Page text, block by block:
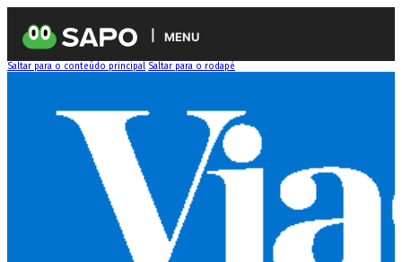
MENU
Saltar para o conteúdo principal Saltar para o rodapé